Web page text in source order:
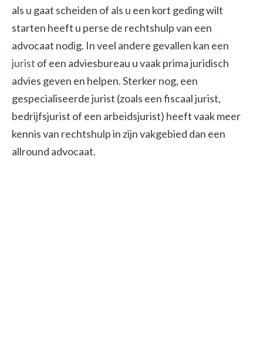
als u gaat scheiden of als u een kort geding wilt
starten heeft u perse de rechtshulp van een
advocaat nodig. In veel andere gevallen kan een
jurist of een adviesbureau u vaak prima juridisch
advies geven en helpen. Sterker nog, een
gespecialiseerde jurist (zoals een fiscaal jurist,
bedrijfsjurist of een arbeidsjurist) heeft vaak meer
kennis van rechtshulp in zijn vakgebied dan een
allround advocaat.